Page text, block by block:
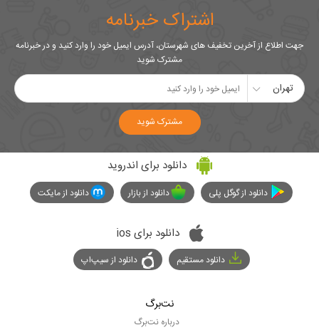
اشتراک خبرنامه
جهت اطلاع از آخرین تخفیف های شهرستان، آدرس ایمیل خود را وارد کنید و در خبرنامه
مشترک شوید
تهران
مشترک شوید
دانلود برای اندروید
دانلود از گوگل پلی دانلود از بازار دانلود از مایکت
دانلود برای ios
دانلود مستقیم دانلود از سیپ‌اپ
نت‌برگ
درباره نت‌برگ